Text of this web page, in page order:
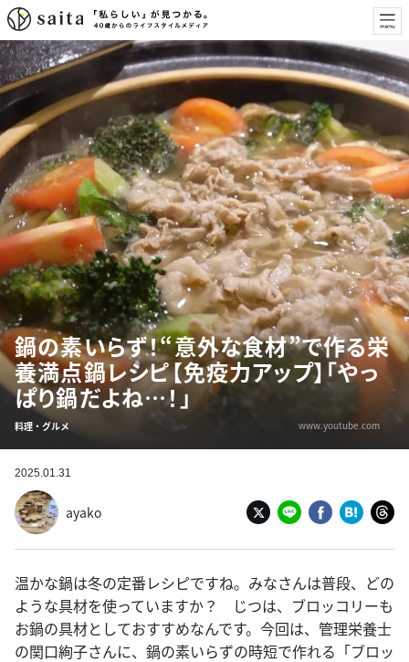
鍋の素いらず！“意外な食材”で作る栄
養満点鍋レシピ【免疫力アップ】「やっ
ぱり鍋だよね…！」
料理・グルメ www.youtube.com
2025.01.31
ayako
温かな鍋は冬の定番レシピですね。みなさんは普段、どの
ような具材を使っていますか？ じつは、ブロッコリーも
お鍋の具材としておすすめなんです。今回は、管理栄養士
の関口絢子さんに、鍋の素いらずの時短で作れる「ブロッ